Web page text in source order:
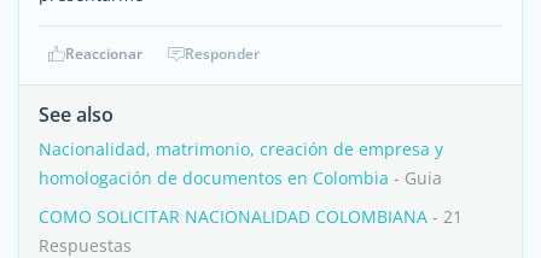
Reaccionar Responder
See also
Nacionalidad, matrimonio, creación de empresa y
homologación de documentos en Colombia - Guia
COMO SOLICITAR NACIONALIDAD COLOMBIANA - 21
Respuestas